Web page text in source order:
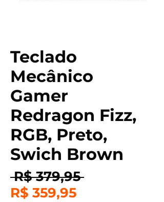
Teclado
Mecânico
Gamer
Redragon Fizz,
RGB, Preto,
Swich Brown
R$ 379,95 Preço
R$ 359,95Preço